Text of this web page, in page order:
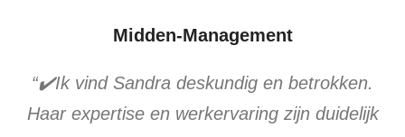
Midden-Management
“✔️Ik vind Sandra deskundig en betrokken.
Haar expertise en werkervaring zijn duidelijk